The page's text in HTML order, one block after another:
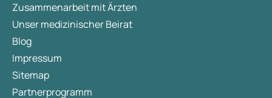
Zusammenarbeit mit Ärzten
Unser medizinischer Beirat
Blog
Impressum
Sitemap
Partnerprogramm